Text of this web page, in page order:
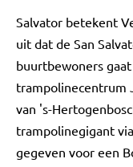
Salvator betekent
uit dat de San
buurtbewoners
trampolinecentrum
van 's-
trampolinegigant
gegeven voor een